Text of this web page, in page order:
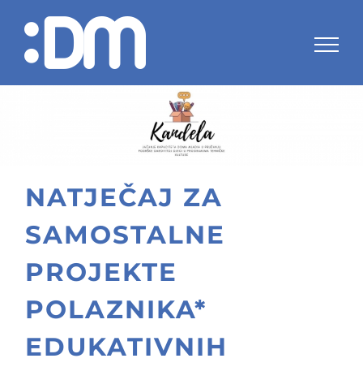
content
NATJEČAJ ZA
SAMOSTALNE
PROJEKTE
POLAZNIKA*
EDUKATIVNIH